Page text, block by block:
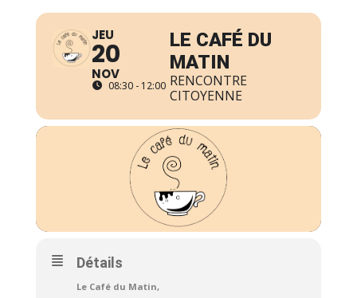
JEU
20
NOV
08:30 - 12:00
LE CAFÉ DU
MATIN
RENCONTRE
CITOYENNE
Détails
Le Café du Matin,